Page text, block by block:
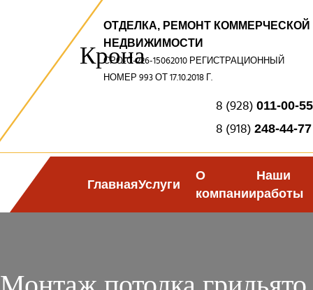
Крона
ОТДЕЛКА, РЕМОНТ КОММЕРЧЕСКОЙ
НЕДВИЖИМОСТИ
СРО-С-226-15062010 РЕГИСТРАЦИОННЫЙ
НОМЕР 993 ОТ 17.10.2018 Г.
8 (928) 011-00-55
8 (918) 248-44-77
ГлавнаяУслуги
О
компании
Наши
работы